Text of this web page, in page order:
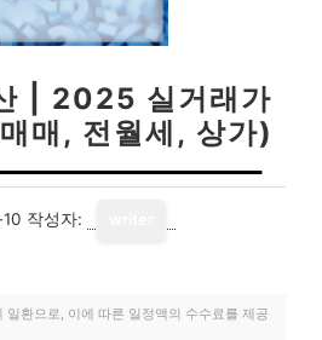
| 2025 실거래가
매, 전월세, 상가)
작성자:
일환으로, 이에 따른 일정액의 수수료를 제공